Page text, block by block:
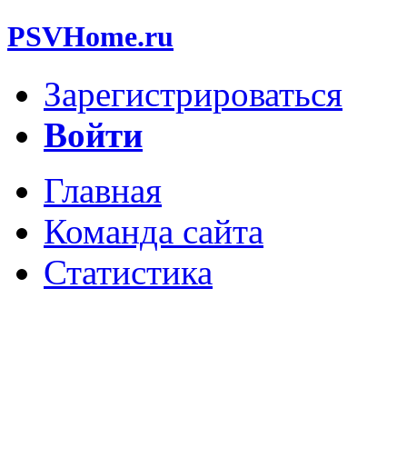
PSVHome.ru
Зарегистрироваться
Войти
Главная
Команда сайта
Статистика